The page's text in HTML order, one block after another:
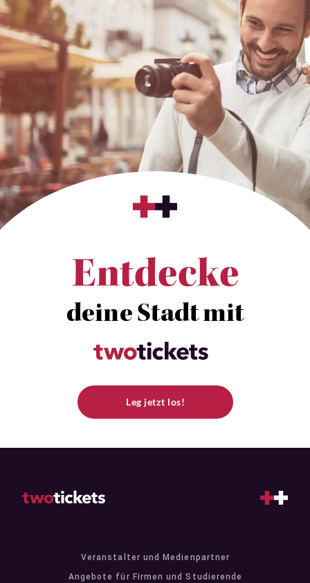
Entdecke
deine Stadt mit
Leg jetzt los!
Veranstalter und Medienpartner
Angebote für Firmen und Studierende